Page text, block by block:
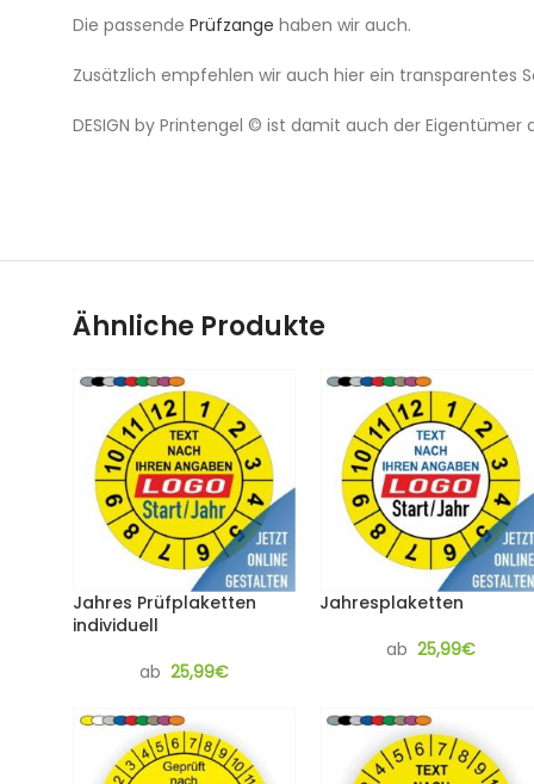
Die passende Prüfzange haben wir auch.
Zusätzlich empfehlen wir auch hier ein transparentes
DESIGN by Printengel © ist damit auch der Eigentümer
Ähnliche Produkte
Jahres Prüfplaketten
individuell
ab 25,99€
Jahresplaketten
ab 25,99€